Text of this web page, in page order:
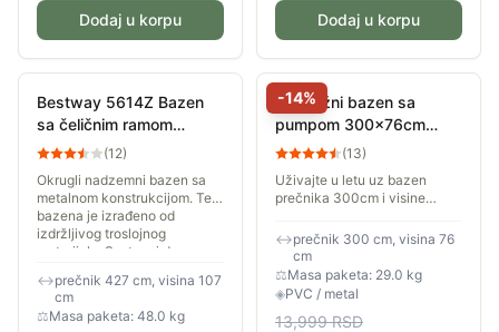
Dodaj u korpu Dodaj u korpu
Bestway 5614Z Bazen
sa čeličnim ramom
pumpom i merdevinama
(12)
Okrugli nadzemni bazen sa
metalnom konstrukcijom. Telo
bazena je izrađeno od
izdržljivog troslojnog
materijala. Sastavni deo
↔prečnik 427 cm, visina 107
cm
⚖Masa paketa: 48.0 kg
-14%
Montažni bazen sa
pumpom 300x76cm
Avenli 26-337001
(13)
Uživajte u letu uz bazen
prečnika 300cm i visine
fenomenalnu porodičnu
zabavu u vašem dvorištu i
opuštanje tokom vrelih...
↔prečnik 300 cm, visina 76
cm
⚖Masa paketa: 29.0 kg
◈PVC / metal
13,999RSD